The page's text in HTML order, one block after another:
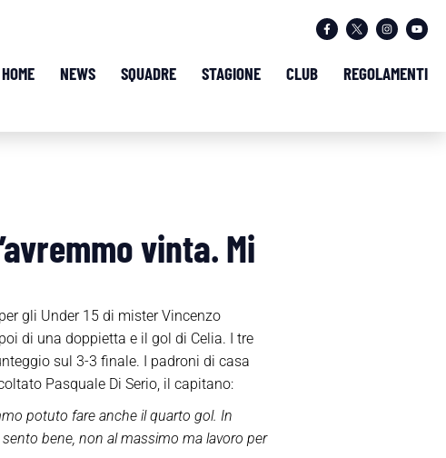
HOME NEWS SQUADRE STAGIONE CLUB REGOLAMENTI
vinta. Mi
gli Under 15 di mister Vincenzo
di una doppietta e il gol di Celia. I tre
sul 3-3 finale. I padroni di casa
Pasquale Di Serio, il capitano:
potuto fare anche il quarto gol. In
bene, non al massimo ma lavoro per